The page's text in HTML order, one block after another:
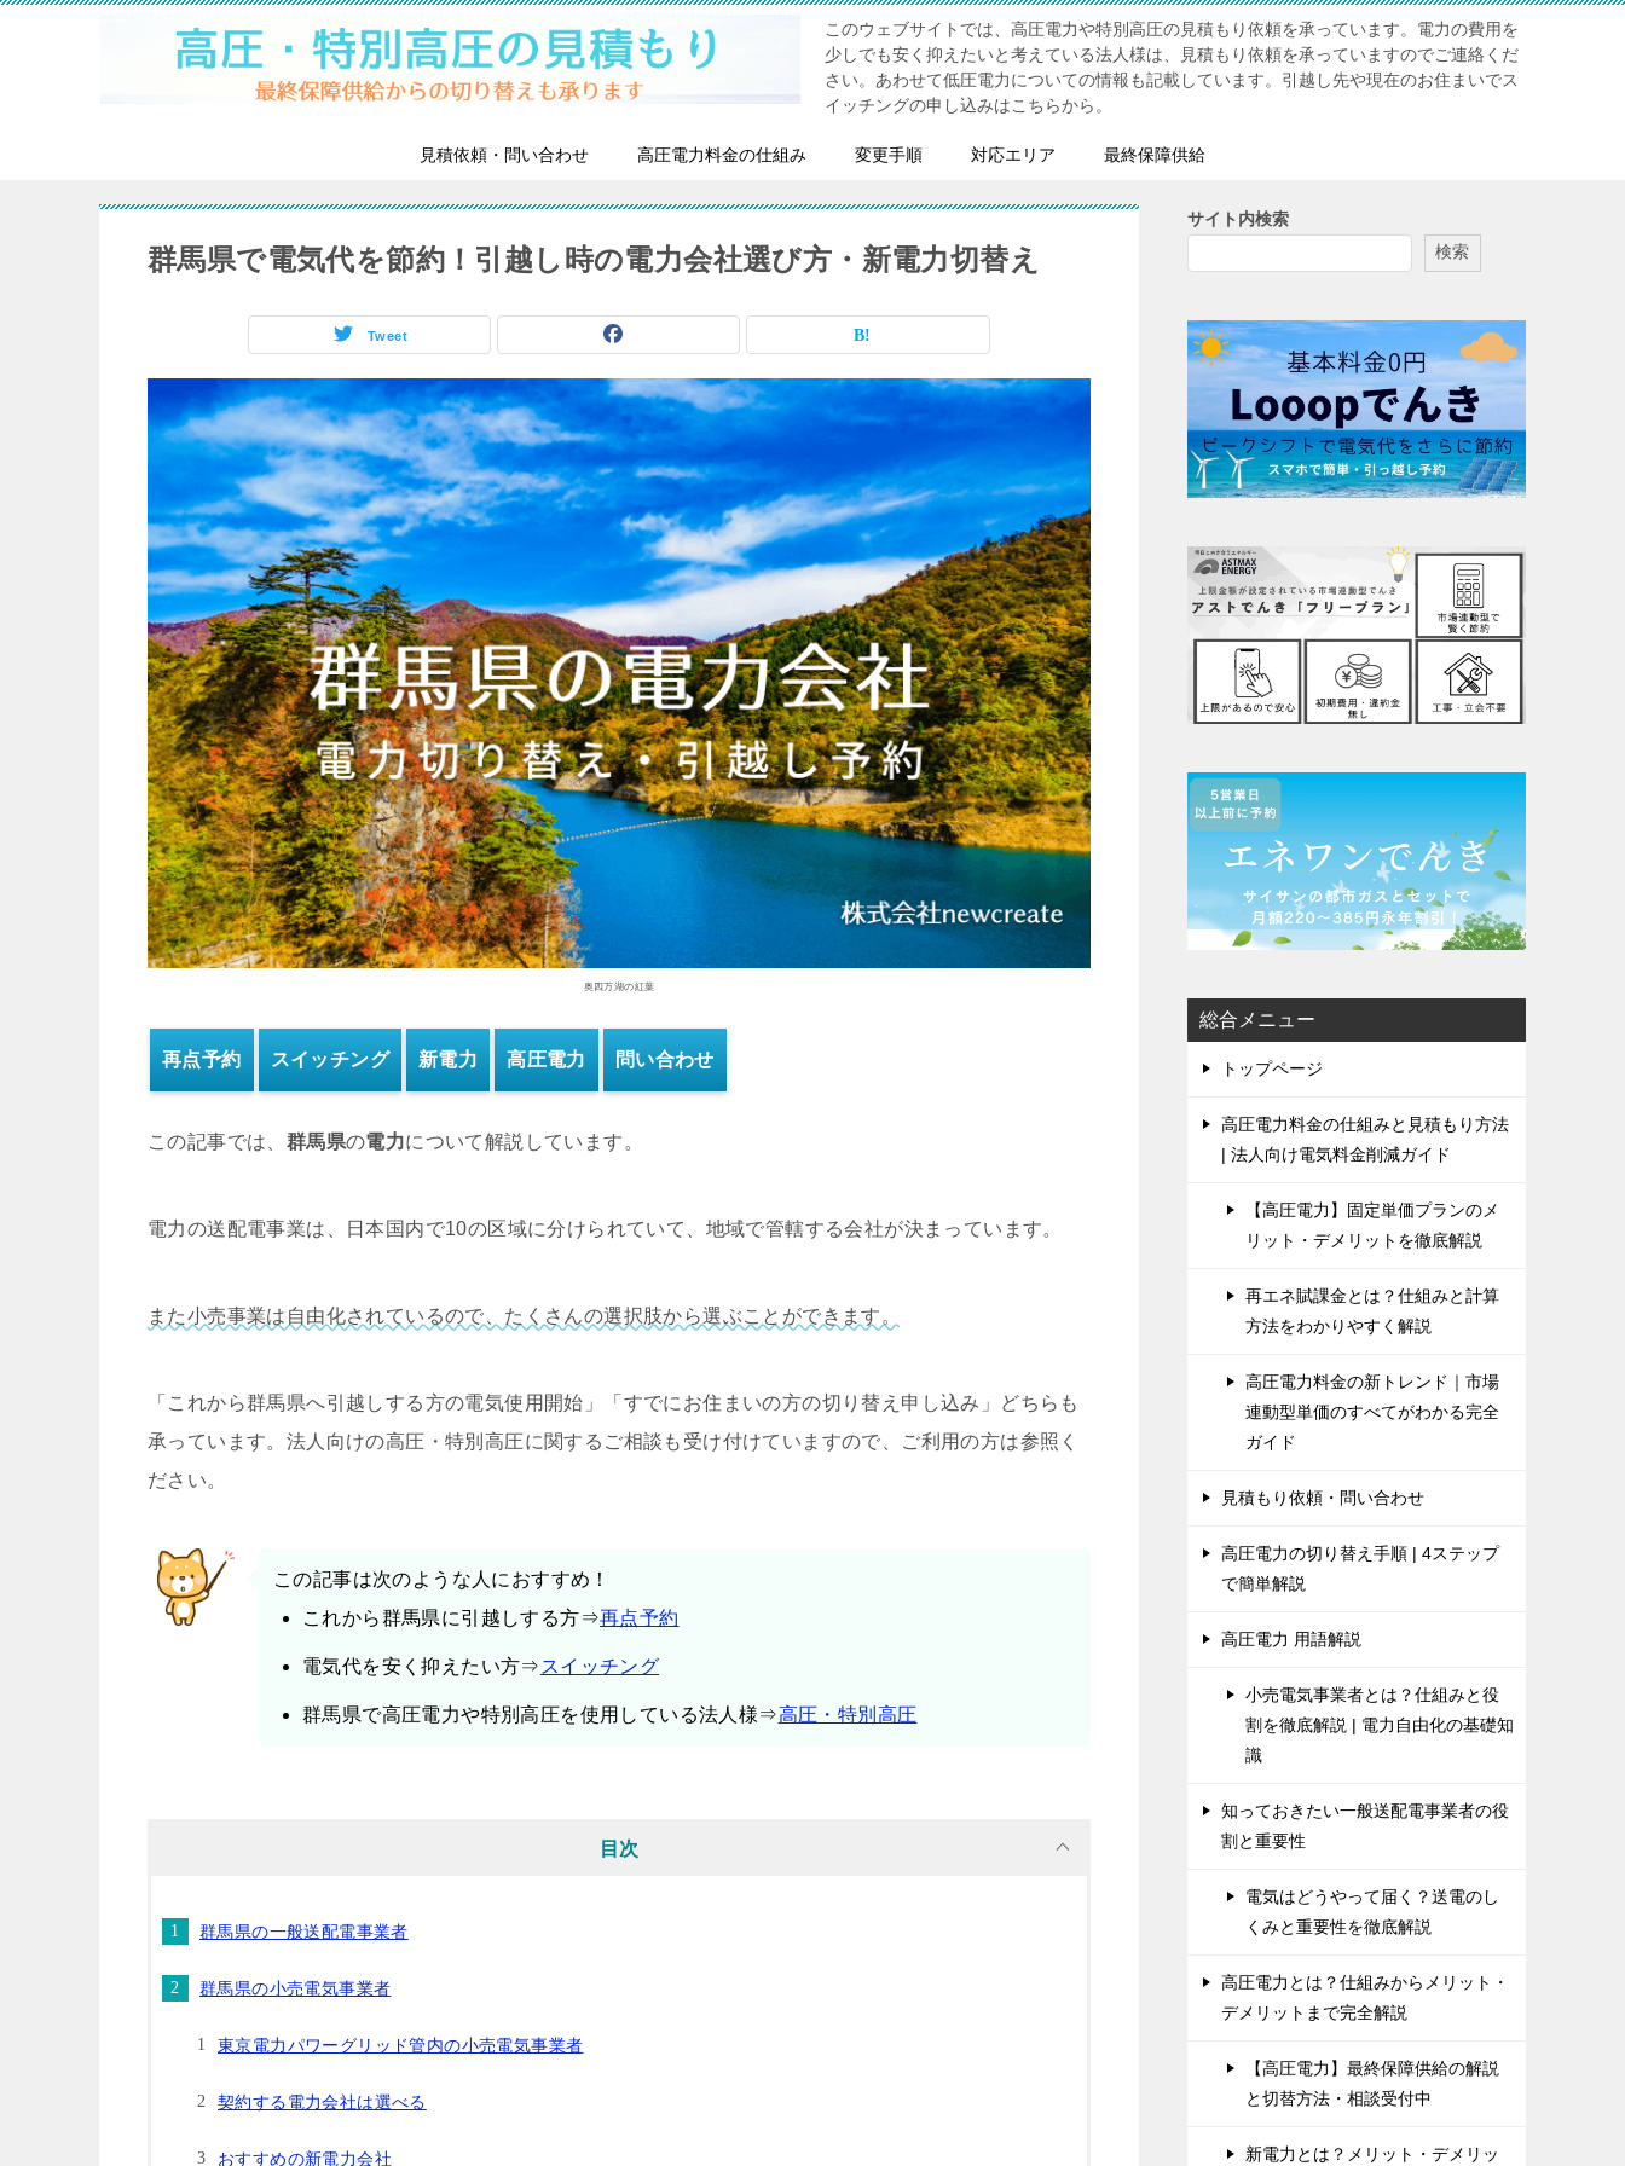
このウェブサイトでは、高圧電力や特別高圧の見積もり依頼を承っています。電力の費用を
少しでも安く抑えたいと考えている法人様は、見積もり依頼を承っていますのでご連絡くだ
さい。あわせて低圧電力についての情報も記載しています。引越し先や現在のお住まいでス
イッチングの申し込みはこちらから。
見積依頼・問い合わせ 高圧電力料金の仕組み 変更手順 対応エリア 最終保障供給
群馬県で電気代を節約！引越し時の電力会社選び方・新電力切替え
Tweet
奥四万湖の紅葉
再点予約 スイッチング 新電力 高圧電力 問い合わせ
この記事では、 群馬県の電力について解説しています。
電力の送配電事業は、日本国内で10の区域に分けられていて、地域で管轄する会社が決まっています。
また小売事業は自由化されているので、たくさんの選択肢から選ぶことができます。
「これから群馬県へ引越しする方の電気使用開始」「すでにお住まいの方の切り替え申し込み」どちらも
承っています。法人向けの高圧・特別高圧に関するご相談も受け付けていますので、ご利用の方は参照く
ださい。
この記事は次のような人におすすめ！
これから群馬県に引越しする方⇒再点予約
電気代を安く抑えたい方⇒ スイッチング
群馬県で高圧電力や特別高圧を使用している法人様⇒高圧・特別高圧
目次
群馬県の一般送配電事業者
群馬県の小売電気事業者
東京電力パワーグリッド管内の小売電気事業者
契約する電力会社は選べる
おすすめの新電力会社
サイト内検索
検索
総合メニュー
トップページ
高圧電力料金の仕組みと見積もり方法
| 法人向け電気料金削減ガイド
【高圧電力】固定単価プランのメ
リット・デメリットを徹底解説
再エネ賦課金とは？仕組みと計算
方法をわかりやすく解説
高圧電力料金の新トレンド｜市場
連動型単価のすべてがわかる完全
ガイド
見積もり依頼・問い合わせ
高圧電力の切り替え手順 | 4ステップ
で簡単解説
高圧電力 用語解説
小売電気事業者とは？仕組みと役
割を徹底解説 | 電力自由化の基礎知
識
知っておきたい一般送配電事業者の役
割と重要性
電気はどうやって届く？送電のし
くみと重要性を徹底解説
高圧電力とは？仕組みからメリット・
デメリットまで完全解説
【高圧電力】最終保障供給の解説
と切替方法・相談受付中
新電力とは？メリット・デメリッ